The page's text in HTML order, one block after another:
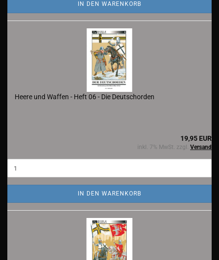
IN DEN WARENKORB
Heere und Waffen - Heft 06 - Die Deutschorden
19,95 EUR
inkl. 7% MwSt. zzgl. Versand
IN DEN WARENKORB